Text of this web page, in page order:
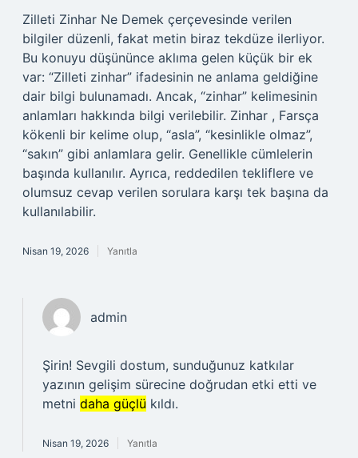
Zilleti Zinhar Ne Demek çerçevesinde verilen
bilgiler düzenli, fakat metin biraz tekdüze ilerliyor.
Bu konuyu düşününce aklıma gelen küçük bir ek
var: “Zilleti zinhar” ifadesinin ne anlama geldiğine
dair bilgi bulunamadı. Ancak, “zinhar” kelimesinin
anlamları hakkında bilgi verilebilir. Zinhar , Farsça
kökenli bir kelime olup, “asla”, “kesinlikle olmaz”,
“sakın” gibi anlamlara gelir. Genellikle cümlelerin
başında kullanılır. Ayrıca, reddedilen tekliflere ve
olumsuz cevap verilen sorulara karşı tek başına da
kullanılabilir.
Nisan 19, 2026 Yanıtla
admin
Şirin! Sevgili dostum, sunduğunuz katkılar
yazının gelişim sürecine doğrudan etki etti ve
metni daha güçlü kıldı.
Nisan 19, 2026 Yanıtla